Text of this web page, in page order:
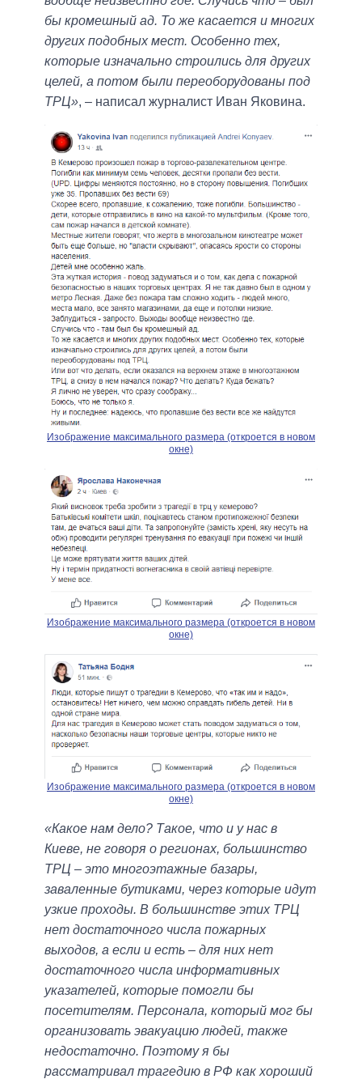
бы кромешный ад. То же касается и многих
других подобных мест. Особенно тех,
которые изначально строились для других
целей, а потом были переоборудованы под
ТРЦ», – написал журналист Иван Яковина.
Изображение максимального размера (откроется в новом
окне)
Изображение максимального размера (откроется в новом
окне)
Изображение максимального размера (откроется в новом
окне)
«Какое нам дело? Такое, что и у нас в
Киеве, не говоря о регионах, большинство
ТРЦ – это многоэтажные базары,
заваленные бутиками, через которые идут
узкие проходы. В большинстве этих ТРЦ
нет достаточного числа пожарных
выходов, а если и есть – для них нет
достаточного числа информативных
указателей, которые помогли бы
посетителям. Персонала, который мог бы
организовать эвакуацию людей, также
недостаточно. Поэтому я бы
рассматривал трагедию в РФ как хороший